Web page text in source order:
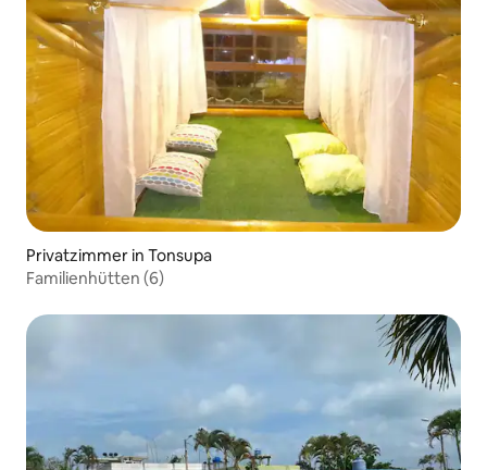
Privatzimmer in Tonsupa
Familienhütten (6)